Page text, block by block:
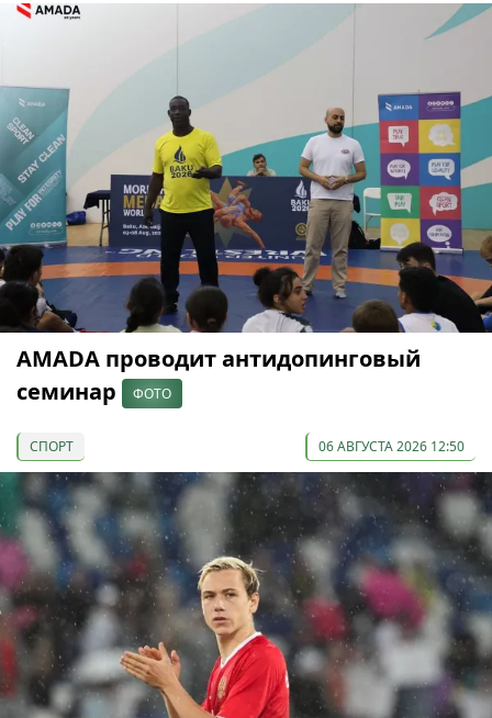
AMADA проводит антидопинговый
семинар
ФОТО
СПОРТ 06 АВГУСТА 2026 12:50